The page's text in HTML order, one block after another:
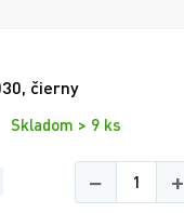
čierny
Skladom > 9 ks
− +